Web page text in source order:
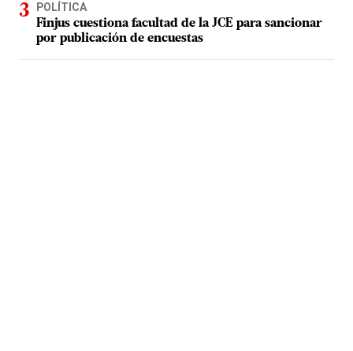
POLÍTICA
Finjus cuestiona facultad de la JCE para sancionar
por publicación de encuestas